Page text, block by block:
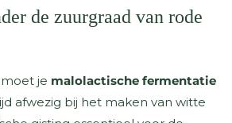
de zuurgraad van rode
je malolactische fermentatie
afwezig bij het maken van witte